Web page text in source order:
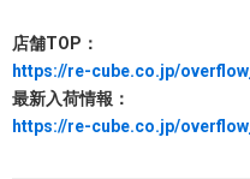
店舗TOP：
https://re-cube.co.jp/
最新入荷情報：
https://re-cube.co.jp/